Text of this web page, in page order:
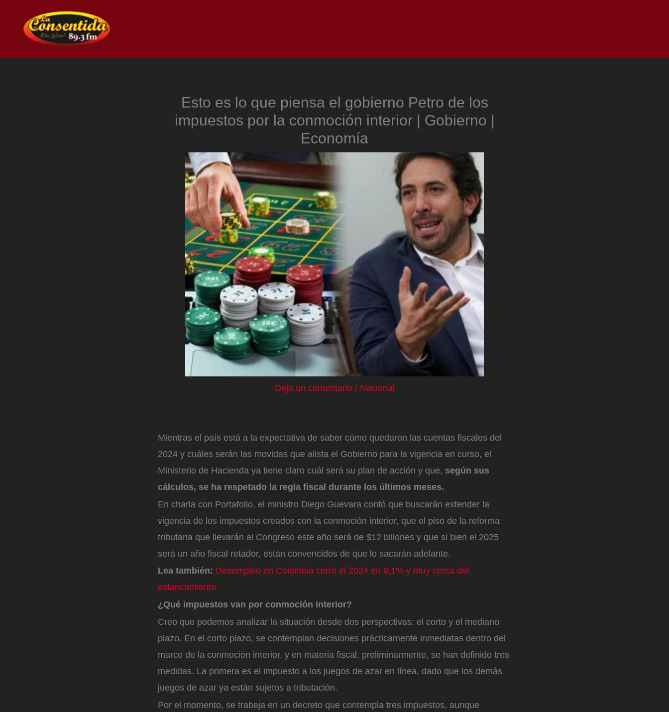
contenido
Esto es lo que piensa el gobierno Petro de los
impuestos por la conmoción interior | Gobierno |
Economía
Deja un comentario / Nacional
Mientras el país está a la expectativa de saber cómo quedaron las cuentas fiscales del
2024 y cuáles serán las movidas que alista el Gobierno para la vigencia en curso, el
Ministerio de Hacienda ya tiene claro cuál será su plan de acción y que, según sus
cálculos, se ha respetado la regla fiscal durante los últimos meses.
En charla con Portafolio, el ministro Diego Guevara contó que buscarán extender la
vigencia de los impuestos creados con la conmoción interior, que el piso de la reforma
tributaria que llevarán al Congreso este año será de $12 billones y que si bien el 2025
será un año fiscal retador, están convencidos de que lo sacarán adelante.
Lea también: Desempleo en Colombia cerró el 2024 en 9,1% y muy cerca del
estancamiento
¿Qué impuestos van por conmoción interior?
Creo que podemos analizar la situación desde dos perspectivas: el corto y el mediano
plazo. En el corto plazo, se contemplan decisiones prácticamente inmediatas dentro del
marco de la conmoción interior, y en materia fiscal, preliminarmente, se han definido tres
medidas. La primera es el impuesto a los juegos de azar en línea, dado que los demás
juegos de azar ya están sujetos a tributación.
Por el momento, se trabaja en un decreto que contempla tres impuestos, aunque